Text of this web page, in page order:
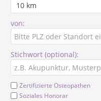
von:
Stichwort (optional):
Zertifizierte Osteopathen
Soziales Honorar